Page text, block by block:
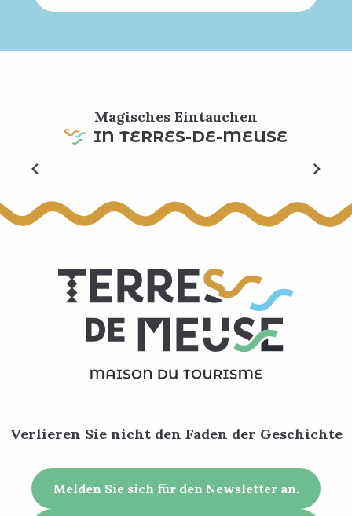
Magisches Eintauchen
IN TERRES-DE-MEUSE
Verlieren Sie nicht den Faden der Geschichte
Melden Sie sich für den Newsletter an.